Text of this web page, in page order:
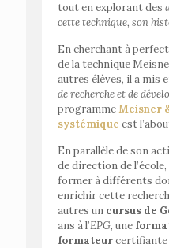
tout en explorant des
cette technique, son
En cherchant à
de la technique
autres élèves, il a mis
de recherche et de
programmeMeisner
systémique est
En parallèle de son
de direction de
former à différents
enrichir cette
autres un cursus de
ans à l’EPG, une
formateurcertifiante